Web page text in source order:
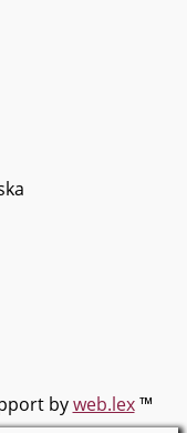
byweb.lex™